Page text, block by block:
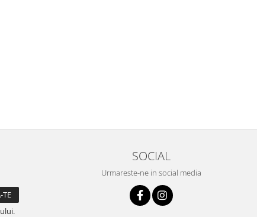
SOCIAL
Urmareste-ne in social media